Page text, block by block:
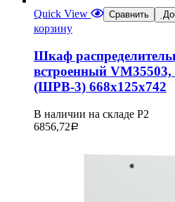
Quick View Сравнить
корзину
Шкаф
встроенный VM35503,
(ШРВ-3) 668х125х742
В наличии на складе Р2
6856,72Р